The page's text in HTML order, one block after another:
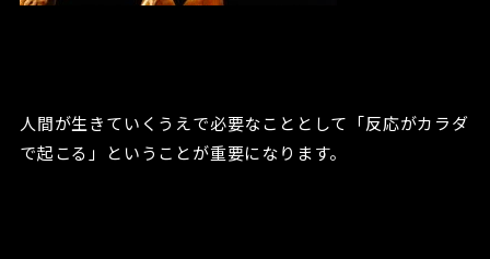
人間が生きていくうえで必要なこととして「反応がカラダ
で起こる」ということが重要になります。